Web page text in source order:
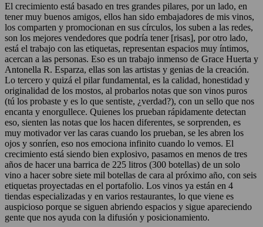
El crecimiento está basado en tres grandes pilares, por un lado, en
tener muy buenos amigos, ellos han sido embajadores de mis vinos,
los comparten y promocionan en sus círculos, los suben a las redes,
son los mejores vendedores que podría tener [risas], por otro lado,
está el trabajo con las etiquetas, representan espacios muy íntimos,
acercan a las personas. Eso es un trabajo inmenso de Grace Huerta y
Antonella R. Esparza, ellas son las artistas y genias de la creación.
Lo tercero y quizá el pilar fundamental, es la calidad, honestidad y
originalidad de los mostos, al probarlos notas que son vinos puros
(tú los probaste y es lo que sentiste, ¿verdad?), con un sello que nos
encanta y enorgullece. Quienes los prueban rápidamente detectan
eso, sienten las notas que los hacen diferentes, se sorprenden, es
muy motivador ver las caras cuando los prueban, se les abren los
ojos y sonríen, eso nos emociona infinito cuando lo vemos. El
crecimiento está siendo bien explosivo, pasamos en menos de tres
años de hacer una barrica de 225 litros (300 botellas) de un solo
vino a hacer sobre siete mil botellas de cara al próximo año, con seis
etiquetas proyectadas en el portafolio. Los vinos ya están en 4
tiendas especializadas y en varios restaurantes, lo que viene es
auspicioso porque se siguen abriendo espacios y sigue apareciendo
gente que nos ayuda con la difusión y posicionamiento.